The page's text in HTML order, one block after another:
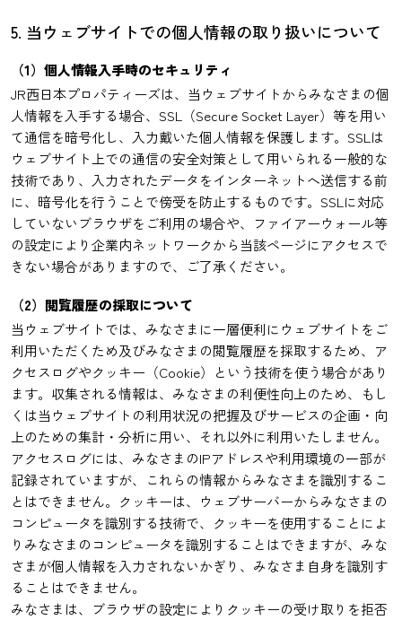
5. 当ウェブサイトでの個人情報の取り扱いについて
（1）個人情報入手時のセキュリティ
JR西日本プロパティーズは、当ウェブサイトからみなさまの個
人情報を入手する場合、SSL（Secure Socket Layer）等を用い
て通信を暗号化し、入力戴いた個人情報を保護します。SSLは
ウェブサイト上での通信の安全対策として用いられる一般的な
技術であり、入力されたデータをインターネットへ送信する前
に、暗号化を行うことで傍受を防止するものです。SSLに対応
していないブラウザをご利用の場合や、ファイアーウォール等
の設定により企業内ネットワークから当該ページにアクセスで
きない場合がありますので、ご了承ください。
（2）閲覧履歴の採取について
当ウェブサイトでは、みなさまに一層便利にウェブサイトをご
利用いただくため及びみなさまの閲覧履歴を採取するため、ア
クセスログやクッキー（Cookie）という技術を使う場合があり
ます。収集される情報は、みなさまの利便性向上のため、もし
くは当ウェブサイトの利用状況の把握及びサービスの企画・向
上のための集計・分析に用い、それ以外に利用いたしません。
アクセスログには、みなさまのIPアドレスや利用環境の一部が
記録されていますが、これらの情報からみなさまを識別するこ
とはできません。クッキーは、ウェブサーバーからみなさまの
コンピュータを識別する技術で、クッキーを使用することによ
りみなさまのコンピュータを識別することはできますが、みな
さまが個人情報を入力されないかぎり、みなさま自身を識別す
ることはできません。
みなさまは、ブラウザの設定によりクッキーの受け取りを拒否